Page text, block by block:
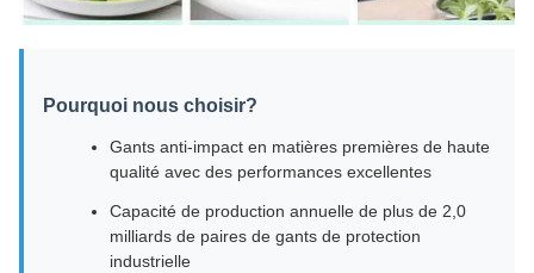
Pourquoi nous choisir?
Gants anti-impact en matières premières de haute
qualité avec des performances excellentes
Capacité de production annuelle de plus de 2,0
milliards de paires de gants de protection
industrielle